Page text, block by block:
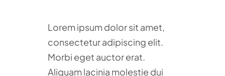
Lorem ipsum dolor sit amet,
consectetur adipiscing elit.
Morbi eget auctor erat.
Aliquam lacinia molestie dui